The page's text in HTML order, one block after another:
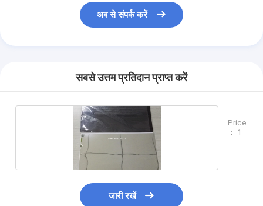
अब से संपर्क करें
सबसे उत्तम प्रतिदान प्राप्त करें
Price
： 1
जारी रखें